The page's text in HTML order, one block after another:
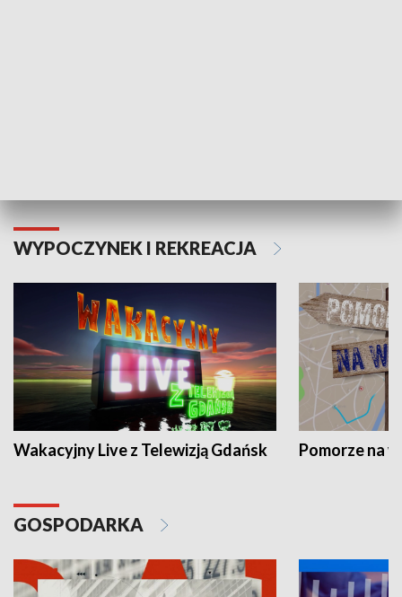
WYPOCZYNEK I REKREACJA
Wakacyjny Live z Telewizją Gdańsk Pomorze na
GOSPODARKA